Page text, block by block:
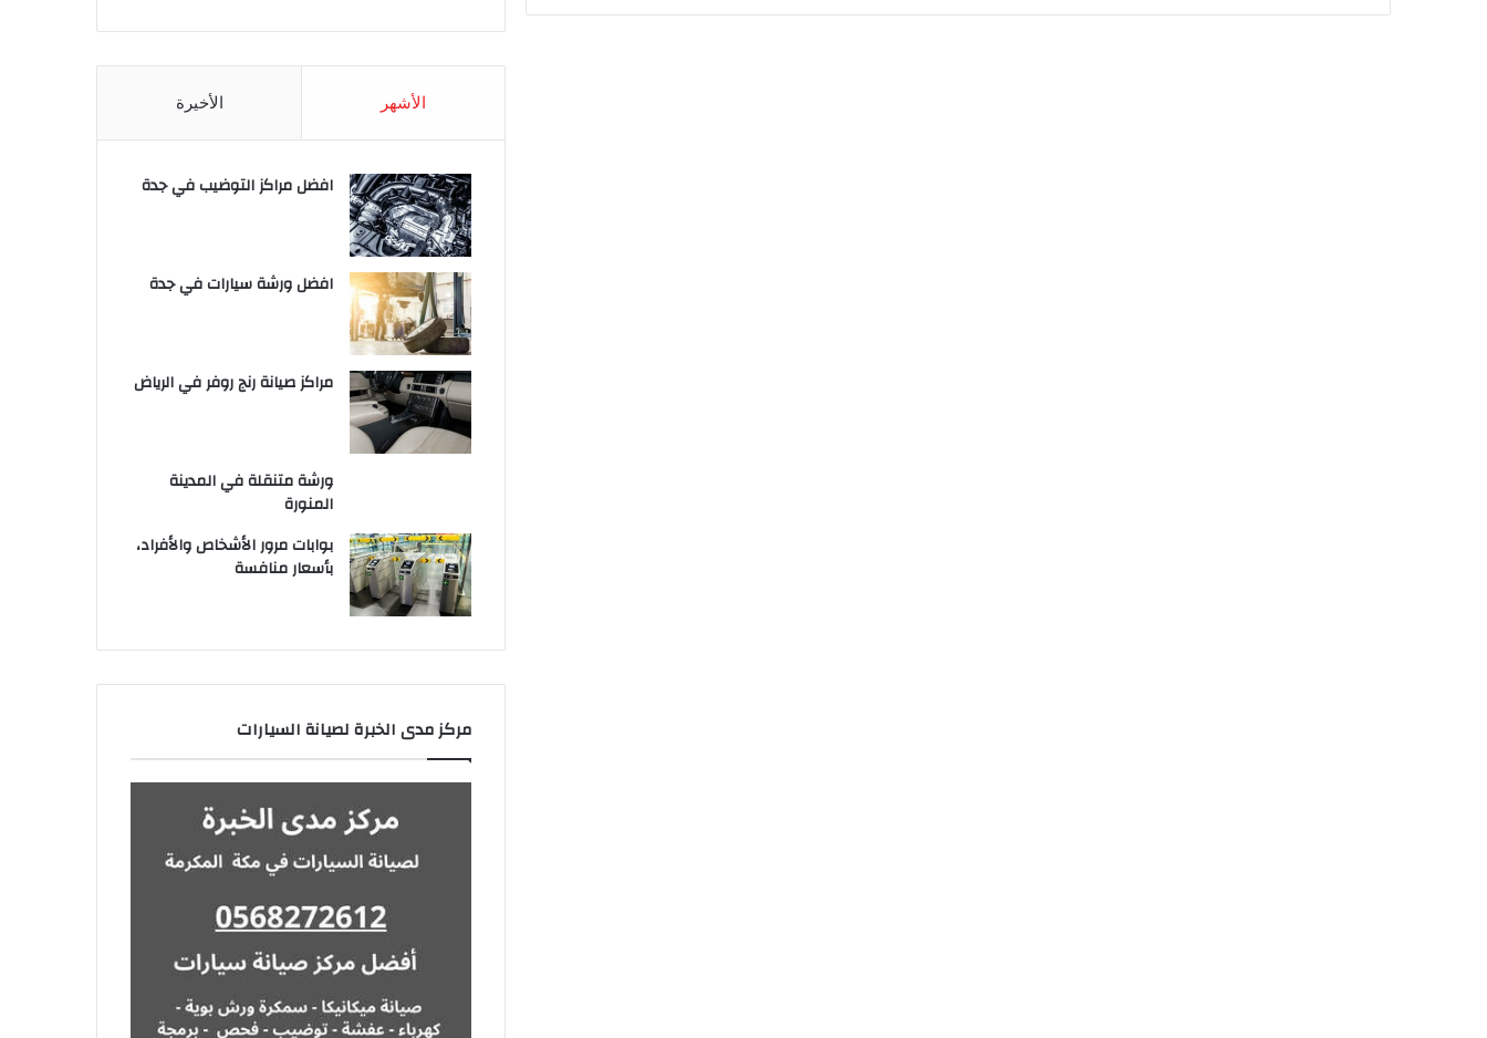
الأشهر الأخيرة
افضل مراكز التوضيب في جدة
افضل ورشة سيارات في جدة
مراكز صيانة رنج روفر في الرياض
ورشة متنقلة في المدينة
المنورة
بوابات مرور الأشخاص والأفراد،
بأسعار منافسة
مركز مدى الخبرة لصيانة السيارات